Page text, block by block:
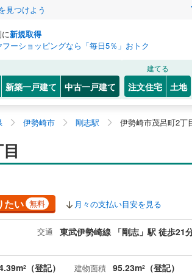
見つけよう
新規取得
フーショッピングなら「毎日5％」おトク
新築一戸建て 中古一戸建て
建てる
注文住宅 土地
伊勢崎市 剛志駅 伊勢崎市茂呂町2丁
たい 無料 月々の支払い目安を見る
交通 東武伊勢崎線 「剛志」駅 徒歩21
2 （登記） 建物面積 95.23m2 （登記）